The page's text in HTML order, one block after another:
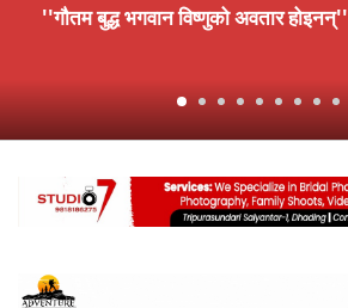
''गौतम बुद्ध भगवान विष्णुको अवतार होइनन्''